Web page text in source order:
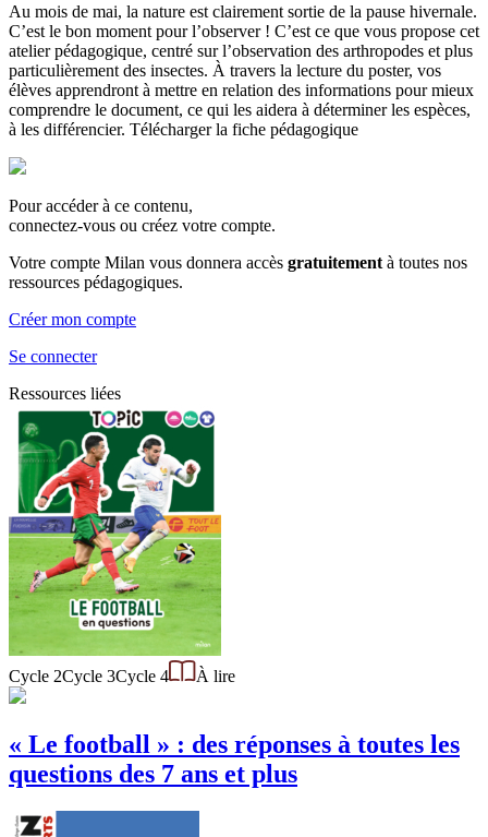
Au mois de mai, la nature est clairement sortie de la pause hivernale.
C’est le bon moment pour l’observer ! C’est ce que vous propose cet
atelier pédagogique, centré sur l’observation des arthropodes et plus
particulièrement des insectes. À travers la lecture du poster, vos
élèves apprendront à mettre en relation des informations pour mieux
comprendre le document, ce qui les aidera à déterminer les espèces,
à les différencier. Télécharger la fiche pédagogique
Pour accéder à ce contenu,
connectez-vous ou créez votre compte.
Votre compte Milan vous donnera accès gratuitement à toutes nos
ressources pédagogiques.
Créer mon compte
Se connecter
Ressources liées
Cycle 2Cycle 3Cycle 4 À lire
« Le football » : des réponses à toutes les
questions des 7 ans et plus